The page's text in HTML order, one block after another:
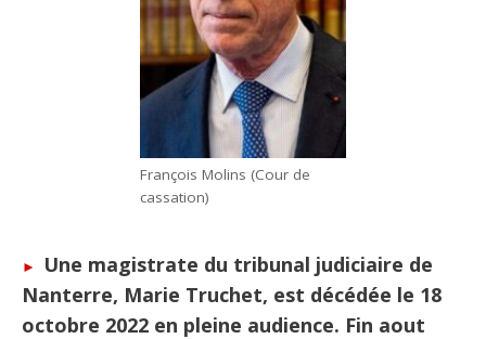
François Molins (Cour de
cassation)
Une magistrate du tribunal judiciaire de
Nanterre, Marie Truchet, est décédée le 18
octobre 2022 en pleine audience. Fin aout